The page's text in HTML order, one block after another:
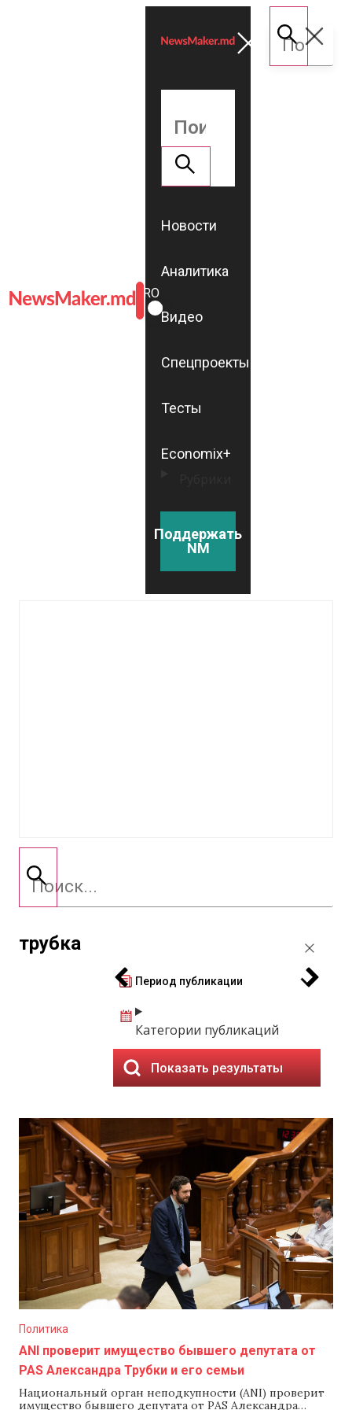
ROMÂNĂ
RU
Новости
Аналитика
Видео
Спецпроекты
Тесты
Economix+
Поддержать
NM
трубка
Период публикации
Категории публикаций
Показать результаты
Политика
ANI проверит имущество бывшего депутата от
PAS Александра Трубки и его семьи
Национальный орган неподкупности (ANI) проверит
имущество бывшего депутата от PAS Александра